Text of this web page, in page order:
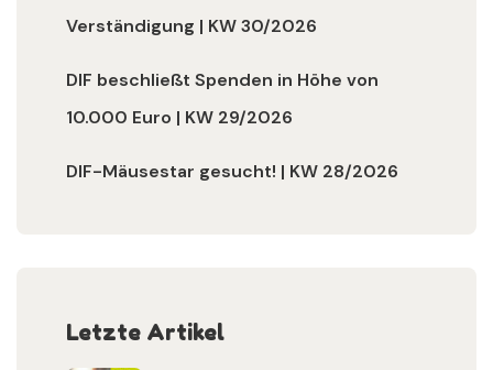
Verständigung | KW 30/2026
DIF beschließt Spenden in Höhe von
10.000 Euro | KW 29/2026
DIF-Mäusestar gesucht! | KW 28/2026
Letzte Artikel